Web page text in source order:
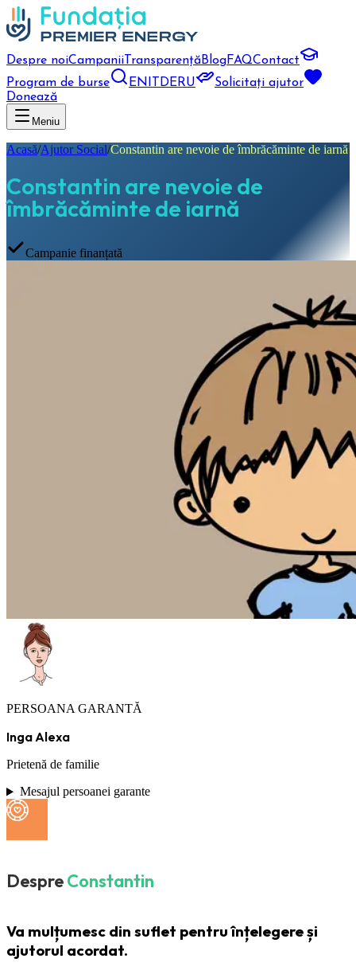
Despre noiCampanii TransparențăBlogFAQContact
Program de burse
EN DERU
Solicitați ajutor
Donează
Meniu
Acasă/Ajutor Social/Constantin are nevoie de îmbrăcăminte de iarnă
Constantin are nevoie de
îmbrăcăminte de iarnă
Campanie finanțată
PERSOANA GARANTĂ
Inga Alexa
Prietenă de familie
Mesajul persoanei garante
DespreConstantin
Va mulțumesc din suflet pentru înțelegere și
ajutorul acordat.